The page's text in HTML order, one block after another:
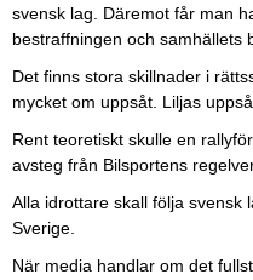
svensk lag. Däremot får man
bestraffningen och samhällets
Det finns stora skillnader i
mycket om uppsåt. Liljas
Rent teoretiskt skulle en
avsteg från Bilsportens
Alla idrottare skall följa svensk
Sverige.
När media handlar om det